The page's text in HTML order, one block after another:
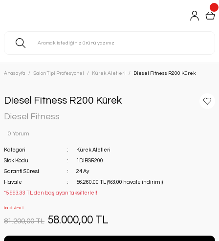
Anasayfa Salon Tipi Profesyonel Kürek Aletleri Diesel Fitness R200 Kürek
Diesel Fitness R200 Kürek
Diesel Fitness
0 Yorum
Kategori
Kürek Aletleri
Stok Kodu
1DIBSR200
Garanti Süresi
24 Ay
Havale
56.260,00 TL (%3,00 havale indirimi)
*5.993,33 TL den başlayan taksitlerle!!
İNDİRİMLİ
81.200,00 TL 58.000,00 TL